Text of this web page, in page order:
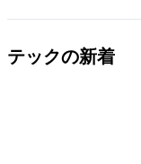
テックの新着